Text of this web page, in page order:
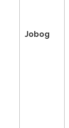
Jobog